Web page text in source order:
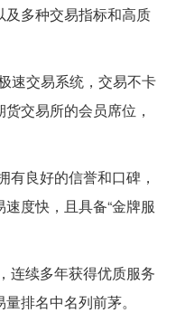
多种交易指标和高质
速交易系统，交易不卡
交易所的会员席位，
有良好的信誉和口碑，
度快，且具备“金牌服
连续多年获得优质服务
排名中名列前茅。